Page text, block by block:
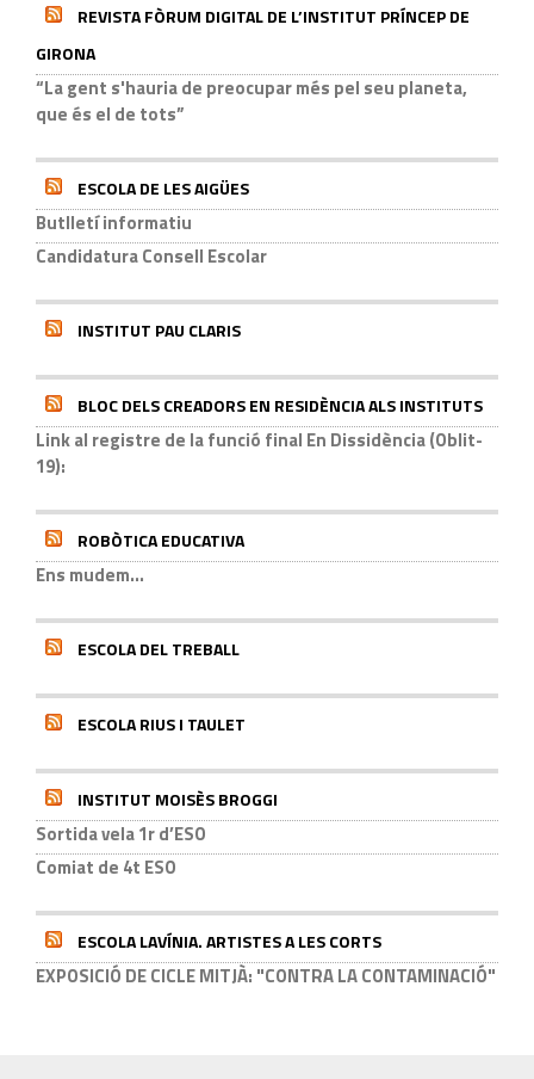
REVISTA FÒRUM DIGITAL DE L’INSTITUT PRÍNCEP DE
GIRONA
“La gent s'hauria de preocupar més pel seu planeta,
que és el de tots”
ESCOLA DE LES AIGÜES
Butlletí informatiu
Candidatura Consell Escolar
INSTITUT PAU CLARIS
BLOC DELS CREADORS EN RESIDÈNCIA ALS INSTITUTS
Link al registre de la funció final En Dissidència (Oblit-
19):
ROBÒTICA EDUCATIVA
Ens mudem...
ESCOLA DEL TREBALL
ESCOLA RIUS I TAULET
INSTITUT MOISÈS BROGGI
Sortida vela 1r d’ESO
Comiat de 4t ESO
ESCOLA LAVÍNIA. ARTISTES A LES CORTS
EXPOSICIÓ DE CICLE MITJÀ: "CONTRA LA CONTAMINACIÓ"